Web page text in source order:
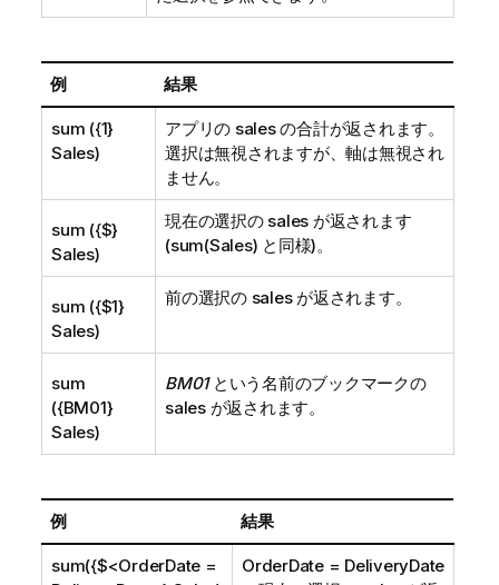
例 結果
sum ({1}
Sales)
アプリの sales の合計が返されます。
選択は無視されますが、軸は無視され
ません。
sum ({$}
Sales)
現在の選択の sales が返されます
(sum(Sales) と同様)。
sum ({$1}
Sales)
前の選択の sales が返されます。
sum
({BM01}
Sales)
BM01という名前のブックマークの
sales が返されます。
例 結果
sum({$<OrderDate =
OrderDate = DeliveryDate